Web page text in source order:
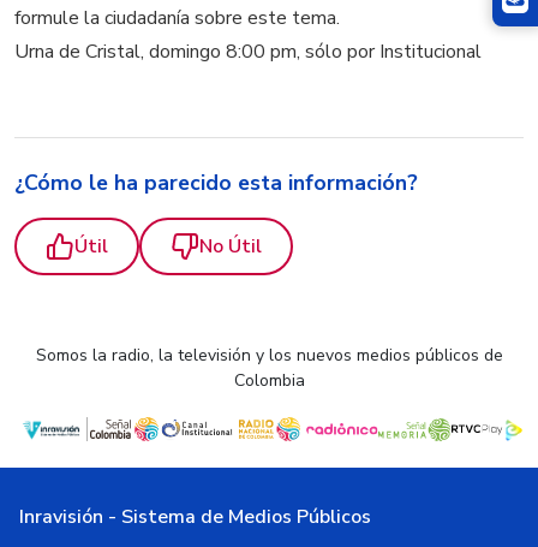
formule la ciudadanía sobre este tema.
Urna de Cristal, domingo 8:00 pm, sólo por Institucional
¿Cómo le ha parecido esta información?
Útil No Útil
Somos la radio, la televisión y los nuevos medios públicos de
Colombia
Inravisión - Sistema de Medios Públicos